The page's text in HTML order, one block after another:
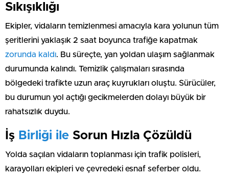
Sıkışıklığı
Ekipler, vidaların temizlenmesi amacıyla kara yolunun tüm
şeritlerini yaklaşık 2 saat boyunca trafiğe kapatmak
zorunda kaldı. Bu süreçte, yan yoldan ulaşım sağlanmak
durumunda kalındı. Temizlik çalışmaları sırasında
bölgedeki trafikte uzun araç kuyrukları oluştu. Sürücüler,
bu durumun yol açtığı gecikmelerden dolayı büyük bir
rahatsızlık duydu.
İş Birliği ile Sorun Hızla Çözüldü
Yolda saçılan vidaların toplanması için trafik polisleri,
karayolları ekipleri ve çevredeki esnaf seferber oldu.